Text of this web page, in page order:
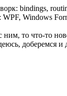
bindings,
WPF, Windows
то что-то
доберемся